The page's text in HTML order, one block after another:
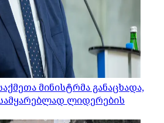
მინისტრმა განაცხადა,
ლიდერების